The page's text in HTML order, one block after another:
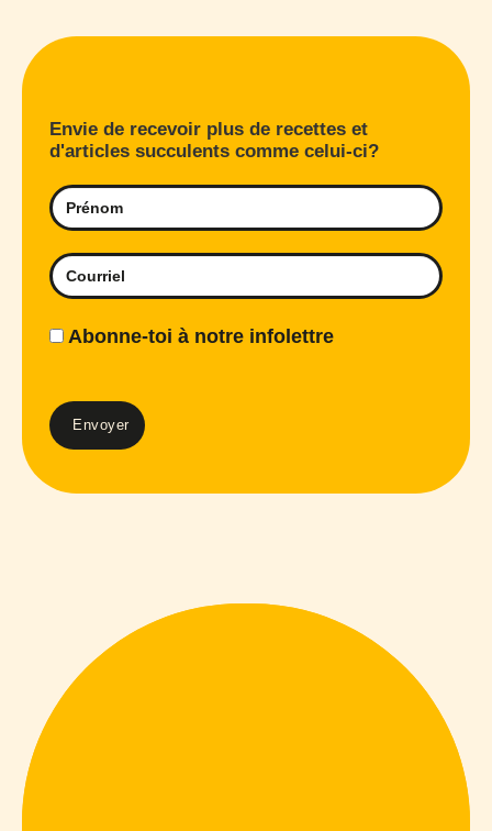
Envie de recevoir plus de recettes et
d'articles succulents comme celui-ci?
Abonne-toi à notre infolettre